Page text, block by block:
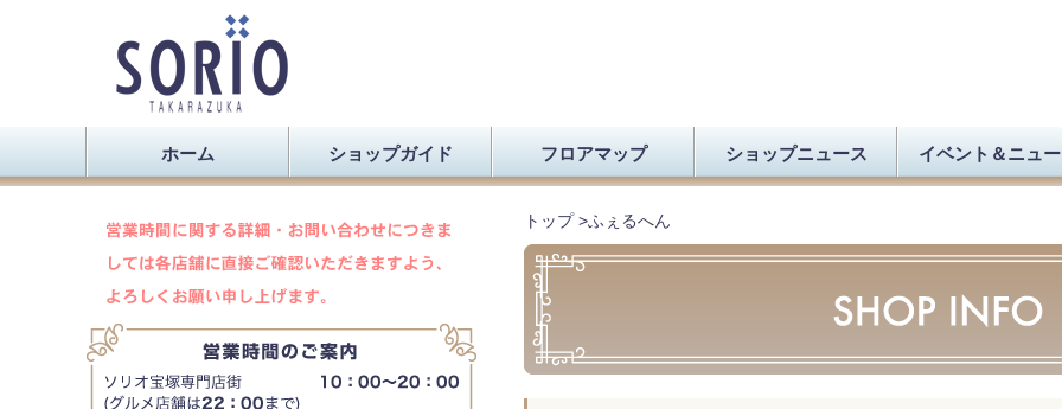
ホーム ショップガイド フロアマップ ショップニュース イベント＆ニュ
トップ>ふぇるへん